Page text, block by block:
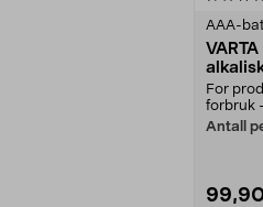
AAA-
For
forbruk
Antall